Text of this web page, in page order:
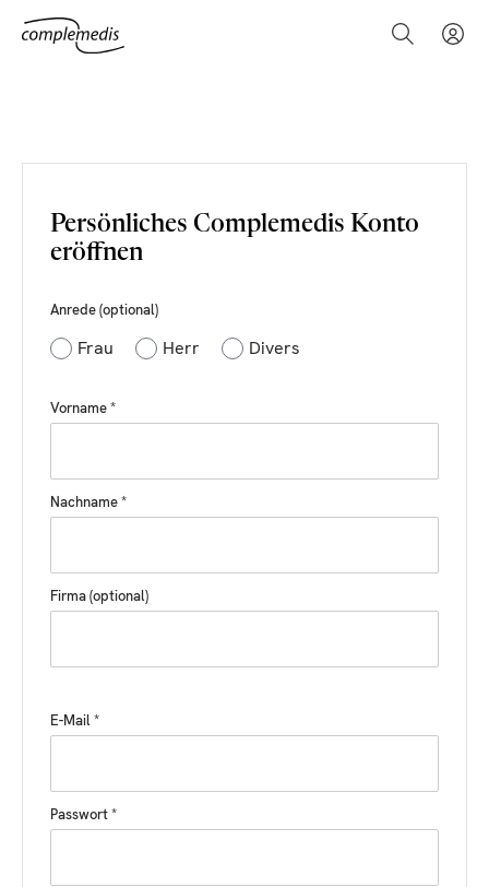
Persönliches Complemedis Konto
eröffnen
Anrede (optional)
Frau Herr Divers
Vorname *
Nachname *
Firma (optional)
E-Mail *
Passwort *